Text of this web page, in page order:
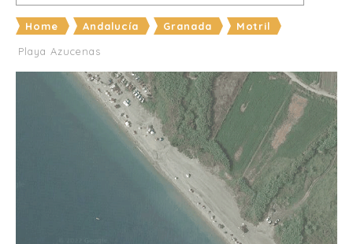
Home Andalucía Granada
Motril
Playa Azucenas